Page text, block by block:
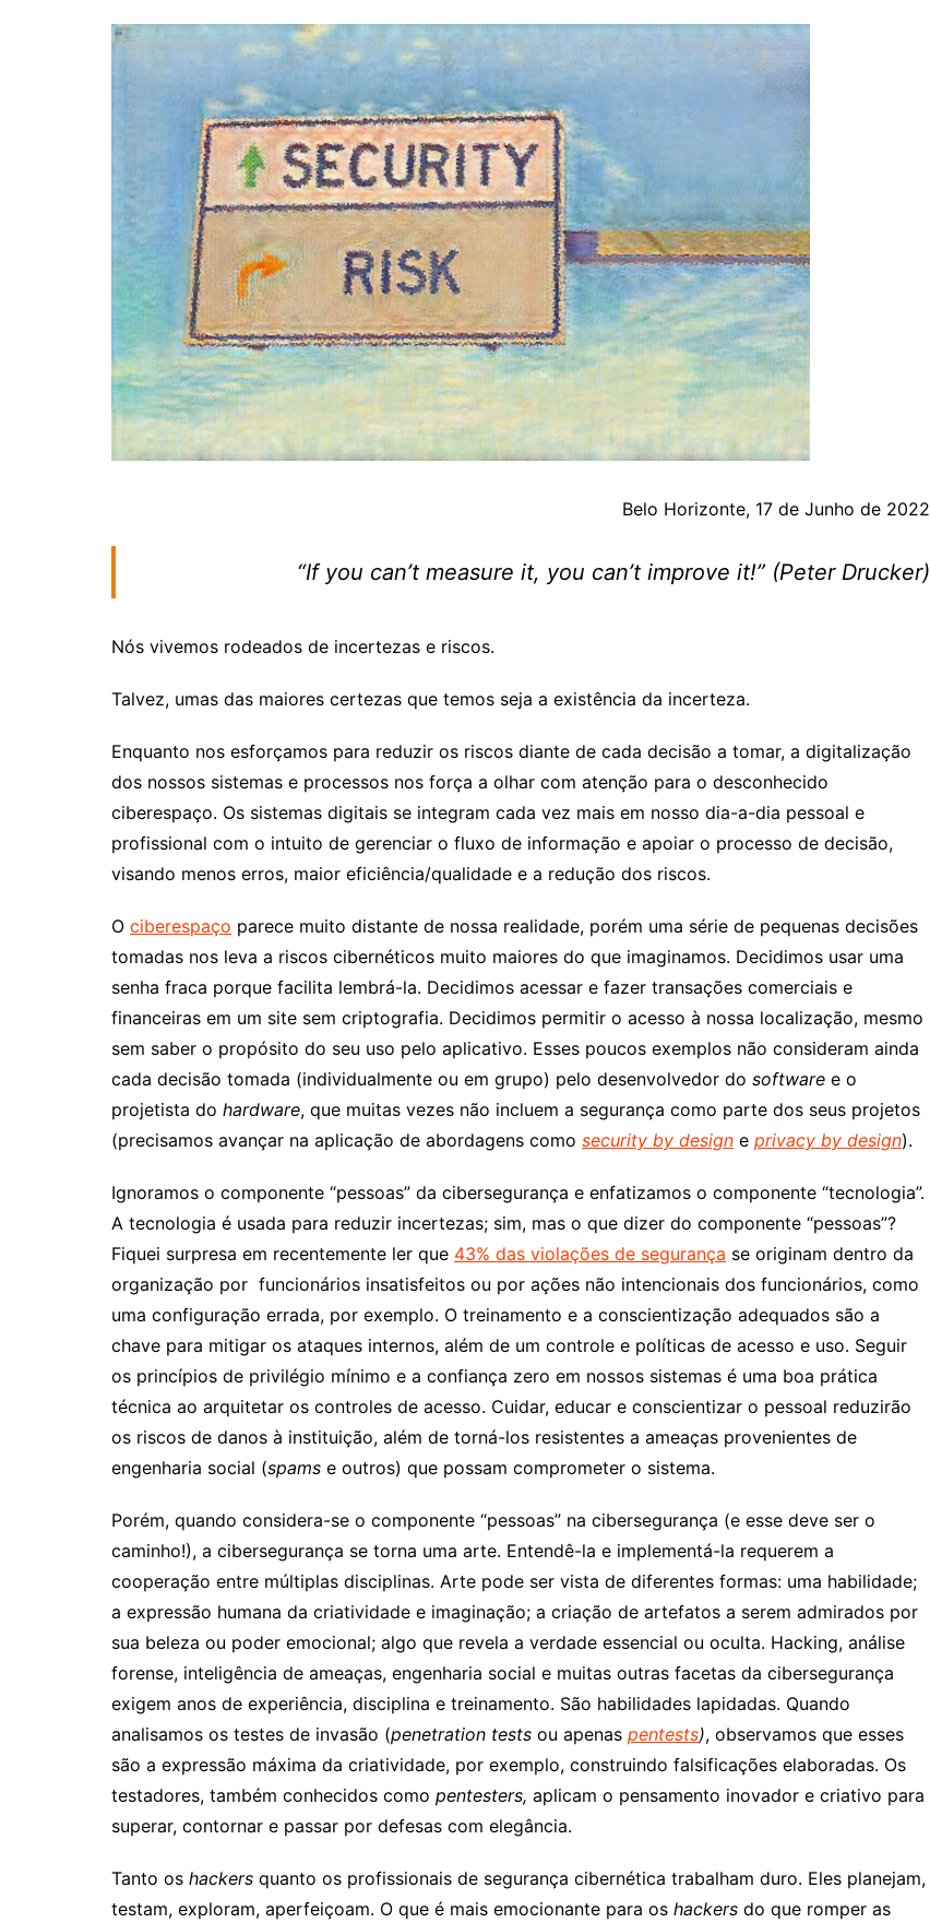
Meninas Digitais
Personalidades da
Computação
Variedades
Histórico
COVID
Entrevistas
Eu sou a cara da
computação
Hora do Chat
O Caso do Vestível
Controlador
Belo Horizonte, 17 de Junho de 2022
“If you can’t measure it, you can’t improve it!” (Peter Drucker)
Nós vivemos rodeados de incertezas e riscos.
Talvez, umas das maiores certezas que temos seja a existência da incerteza.
Enquanto nos esforçamos para reduzir os riscos diante de cada decisão a tomar, a digitalização
dos nossos sistemas e processos nos força a olhar com atenção para o desconhecido
ciberespaço. Os sistemas digitais se integram cada vez mais em nosso dia-a-dia pessoal e
profissional com o intuito de gerenciar o fluxo de informação e apoiar o processo de decisão,
visando menos erros, maior eficiência/qualidade e a redução dos riscos.
O ciberespaço parece muito distante de nossa realidade, porém uma série de pequenas decisões
tomadas nos leva a riscos cibernéticos muito maiores do que imaginamos. Decidimos usar uma
senha fraca porque facilita lembrá-la. Decidimos acessar e fazer transações comerciais e
financeiras em um site sem criptografia. Decidimos permitir o acesso à nossa localização, mesmo
sem saber o propósito do seu uso pelo aplicativo. Esses poucos exemplos não consideram ainda
cada decisão tomada (individualmente ou em grupo) pelo desenvolvedor do software e o
projetista do hardware, que muitas vezes não incluem a segurança como parte dos seus projetos
(precisamos avançar na aplicação de abordagens como security by design e privacy by design).
Ignoramos o componente “pessoas” da cibersegurança e enfatizamos o componente “tecnologia”.
A tecnologia é usada para reduzir incertezas; sim, mas o que dizer do componente “pessoas”?
Fiquei surpresa em recentemente ler que 43% das violações de segurança se originam dentro da
organização por funcionários insatisfeitos ou por ações não intencionais dos funcionários, como
uma configuração errada, por exemplo. O treinamento e a conscientização adequados são a
chave para mitigar os ataques internos, além de um controle e políticas de acesso e uso. Seguir
os princípios de privilégio mínimo e a confiança zero em nossos sistemas é uma boa prática
técnica ao arquitetar os controles de acesso. Cuidar, educar e conscientizar o pessoal reduzirão
os riscos de danos à instituição, além de torná-los resistentes a ameaças provenientes de
engenharia social (spams e outros) que possam comprometer o sistema.
Porém, quando considera-se o componente “pessoas” na cibersegurança (e esse deve ser o
caminho!), a cibersegurança se torna uma arte. Entendê-la e implementá-la requerem a
cooperação entre múltiplas disciplinas. Arte pode ser vista de diferentes formas: uma habilidade;
a expressão humana da criatividade e imaginação; a criação de artefatos a serem admirados por
sua beleza ou poder emocional; algo que revela a verdade essencial ou oculta. Hacking, análise
forense, inteligência de ameaças, engenharia social e muitas outras facetas da cibersegurança
exigem anos de experiência, disciplina e treinamento. São habilidades lapidadas. Quando
analisamos os testes de invasão (penetration tests ou apenas pentests), observamos que esses
são a expressão máxima da criatividade, por exemplo, construindo falsificações elaboradas. Os
testadores, também conhecidos como pentesters, aplicam o pensamento inovador e criativo para
superar, contornar e passar por defesas com elegância.
Tanto os hackers quanto os profissionais de segurança cibernética trabalham duro. Eles planejam,
testam, exploram, aperfeiçoam. O que é mais emocionante para os hackers do que romper as